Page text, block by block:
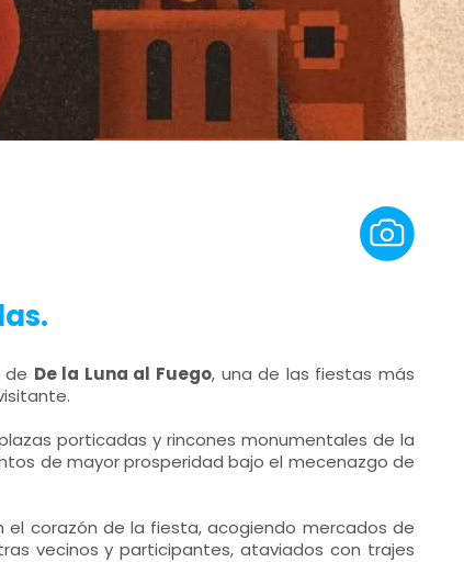
de De la Luna al Fuego, una de las fiestas más
porticadas y rincones monumentales de la
de mayor prosperidad bajo el mecenazgo de
el corazón de la fiesta, acogiendo mercados de
vecinos y participantes, ataviados con trajes